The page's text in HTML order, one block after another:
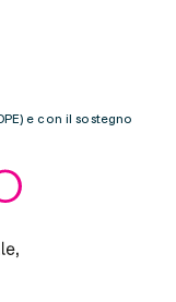
e con il sostegno